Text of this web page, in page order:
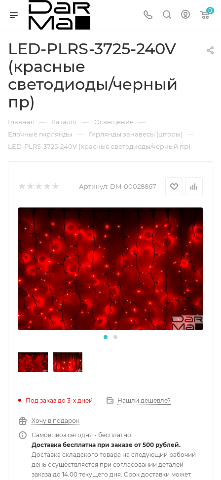
0
LED-PLRS-3725-240V
(красные
светодиоды/черный
пр)
Главная — Каталог — Освещение —
Елочные гирлянды — Гирлянды занавесы (шторы) —
LED-PLRS-3725-240V (красные светодиоды/черный пр)
Артикул: DM-00028867
Под заказ до 3-х дней Нашли дешевле?
Хочу в подарок
Самовывоз сегодня - бесплатно.
Доставка бесплатна при заказе от 500 рублей.
Доставка складского товара на следующий рабочий
день осуществляется при согласовании деталей
заказа до 14.00 текущего дня. Срок доставки может